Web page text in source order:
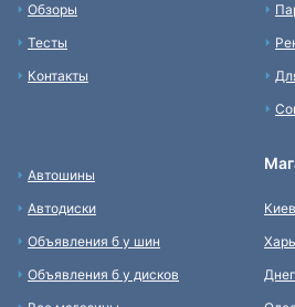
Обзоры
Тесты
Контакты
Автошины
Автодиски
Объявления б у шин
Объявления б у дисков
Киев